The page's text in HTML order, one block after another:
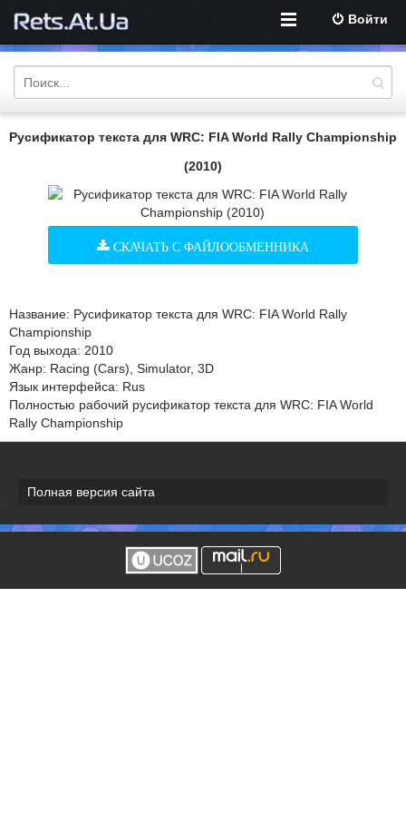
Войти
Русификатор текста для WRC: FIA World Rally Championship
(2010)
СКАЧАТЬ С ФАЙЛООБМЕННИКА
Название: Русификатор текста для WRC: FIA World Rally
Championship
Год выхода: 2010
Жанр: Racing (Cars), Simulator, 3D
Язык интерфейса: Rus
Полностью рабочий русификатор текста для WRC: FIA World
Rally Championship
Полная версия сайта